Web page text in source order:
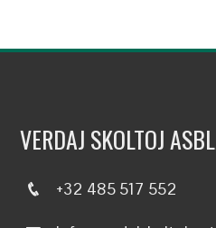
VERDAJ SKOLTOJ
+32 485 517 552